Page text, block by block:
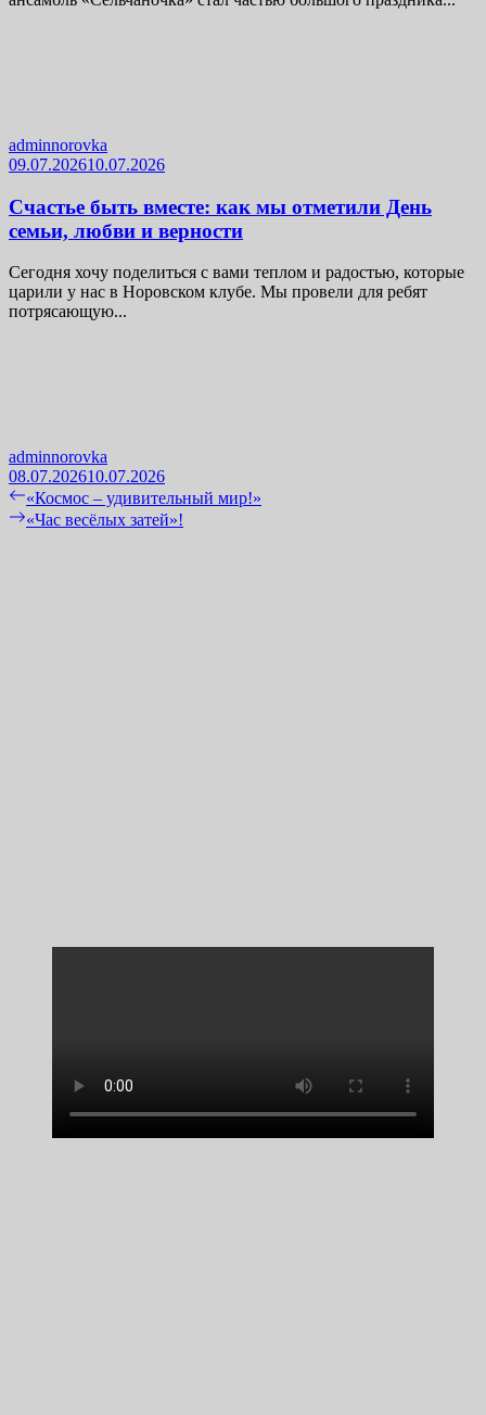
adminnorovka
09.07.202610.07.2026
Счастье быть вместе: как мы отметили День
семьи, любви и верности
Сегодня хочу поделиться с вами теплом и радостью, которые
царили у нас в Норовском клубе. Мы провели для ребят
потрясающую...
adminnorovka
08.07.202610.07.2026
Навигация
по
Previous
post:
«Космос – удивительный мир!»
Next
«Час весёлых затей»!